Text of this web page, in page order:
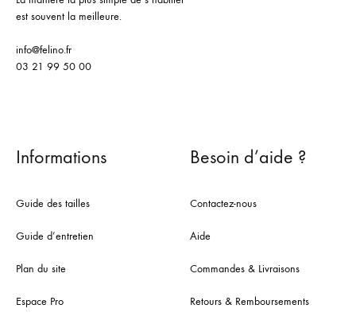
est souvent la meilleure.
info@felino.fr
03 21 99 50 00
Informations
Guide des tailles
Guide d’entretien
Plan du site
Espace Pro
Besoin d’aide ?
Contactez-nous
Aide
Commandes & Livraisons
Retours & Remboursements